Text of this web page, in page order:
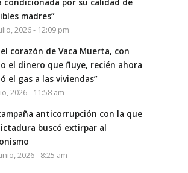
madres”
2026 - 12:09 pm
el corazón de Vaca Muerta, con
el dinero que fluye, recién ahora
el gas a las viviendas”
2026 - 11:58 am
anticorrupción con la que
buscó extirpar al
2026 - 8:25 am